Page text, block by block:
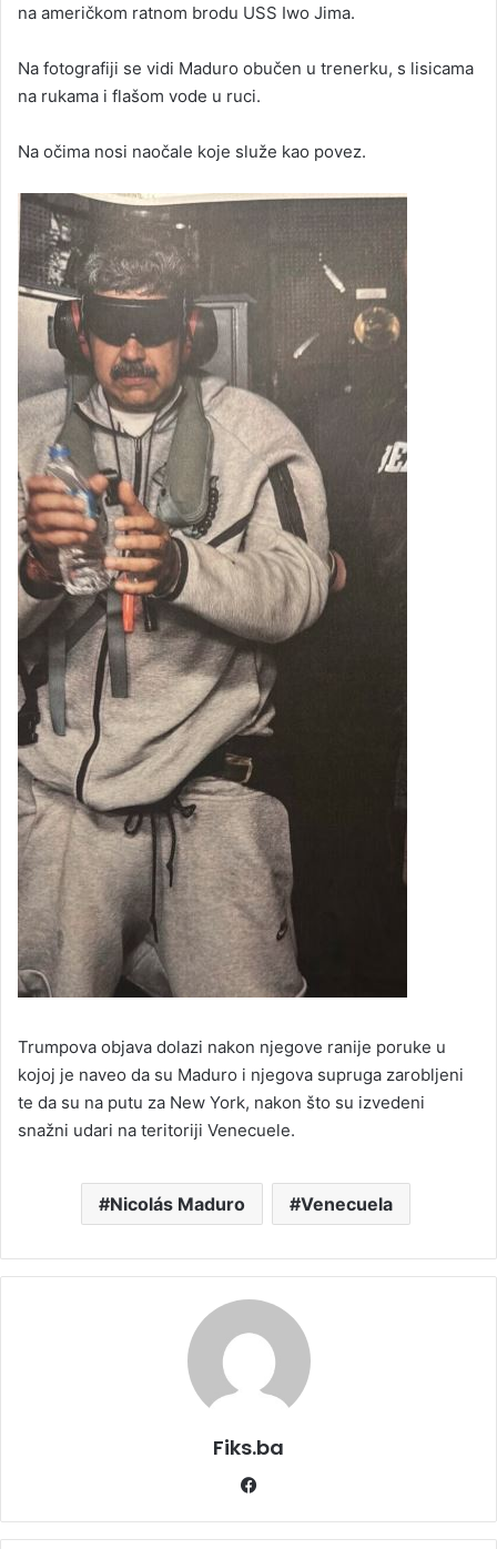
na američkom ratnom brodu USS Iwo Jima.
Na fotografiji se vidi Maduro obučen u trenerku, s lisicama
na rukama i flašom vode u ruci.
Na očima nosi naočale koje služe kao povez.
Trumpova objava dolazi nakon njegove ranije poruke u
kojoj je naveo da su Maduro i njegova supruga zarobljeni
te da su na putu za New York, nakon što su izvedeni
snažni udari na teritoriji Venecuele.
Nicolás Maduro Venecuela
Fiks.ba